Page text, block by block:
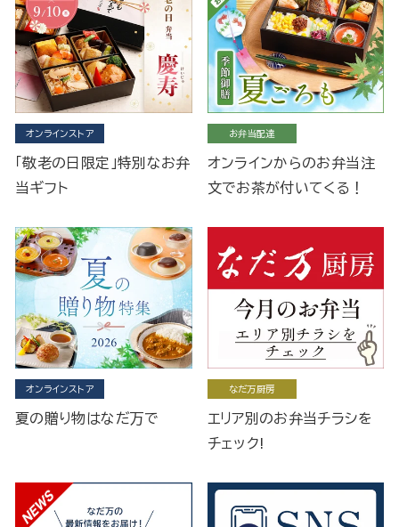
オンラインストア
「敬老の日限定」特別なお弁
当ギフト
お弁当配達
オンラインからのお弁当注
文でお茶が付いてくる！
オンラインストア
夏の贈り物はなだ万で
なだ万厨房
エリア別のお弁当チラシを
チェック!